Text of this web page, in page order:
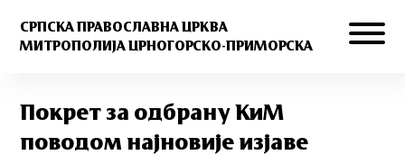
СРПСКА ПРАВОСЛАВНА ЦРКВА
МИТРОПОЛИЈА ЦРНОГОРСКО-ПРИМОРСКА
Покрет за одбрану КиМ
поводом најновије изјаве